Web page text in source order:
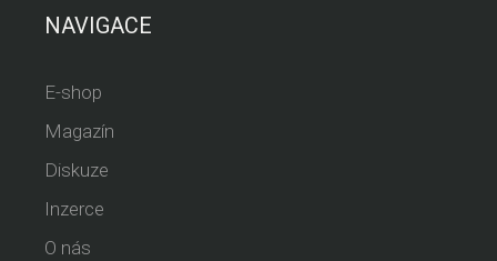
NAVIGACE
E-shop
Magazín
Diskuze
Inzerce
O nás